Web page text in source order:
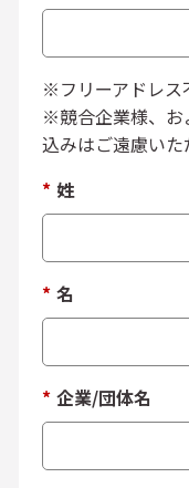
※フリーアドレス
※競合企業様、お
込みはご遠慮いた
* 姓
* 名
* 企業/団体名